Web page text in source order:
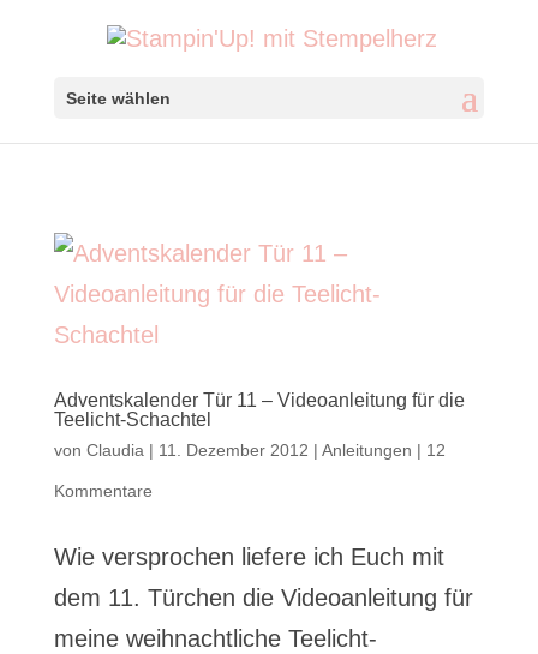
Seite wählen
Adventskalender Tür 11 – Videoanleitung für die
Teelicht-Schachtel
von Claudia | 11. Dezember 2012 | Anleitungen | 12
Kommentare
Wie versprochen liefere ich Euch mit
dem 11. Türchen die Videoanleitung für
meine weihnachtliche Teelicht-